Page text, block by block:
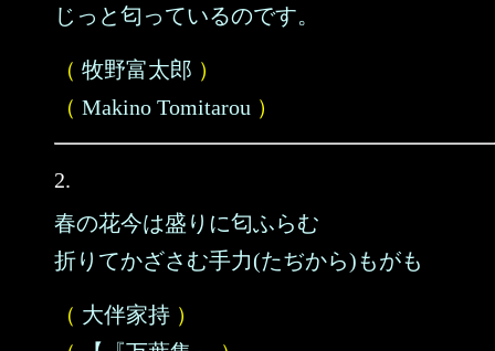
じっと匂っているのです。
（ 牧野富太郎 ）
（ Makino Tomitarou ）
2.
春の花今は盛りに匂ふらむ
折りてかざさむ手力(たぢから)もがも
（ 大伴家持 ）